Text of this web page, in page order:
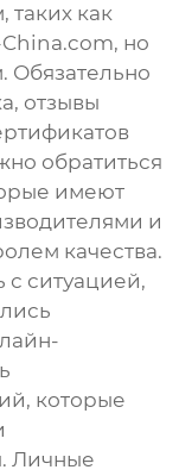
таких как
но
Обязательно
отзывы
обратиться
имеют
и
качества.
с ситуацией,
которые
Личные